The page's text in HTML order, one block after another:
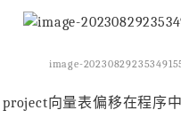
image-
project向量表偏移在程序